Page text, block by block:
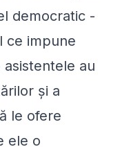
democratic -
ce impune
au
și a
le ofere
ele o